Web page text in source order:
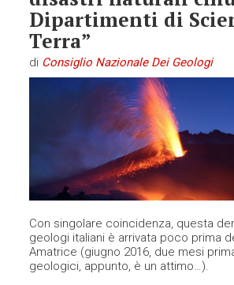
Dipartimenti di
Terra”
di Consiglio Nazionale Dei Geologi
Con singolare coincidenza, questa
geologi italiani è arrivata poco prima
Amatrice (giugno 2016, due mesi
geologici, appunto, è un attimo…).